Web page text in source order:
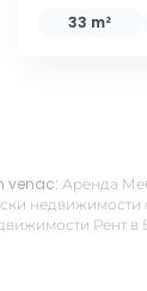
33 m²
Аренда
недвижимости
Рент в